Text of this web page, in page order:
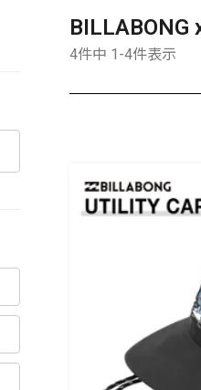
PREMIUM オンライン限定
BILLABONG
4件中 1-4件表示